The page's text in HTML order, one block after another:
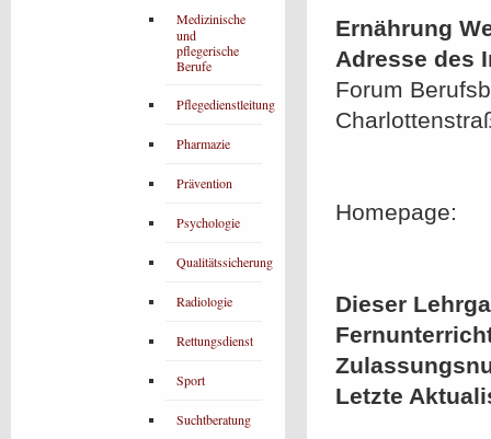
Ernährung
Adresse des
Forum
Homepage:
Dieser
Letzte
Medizinische
und
pflegerische
Berufe
Pflegedienstleitung
Pharmazie
Prävention
Psychologie
Qualitätssicherung
Radiologie
Rettungsdienst
Sport
Suchtberatung